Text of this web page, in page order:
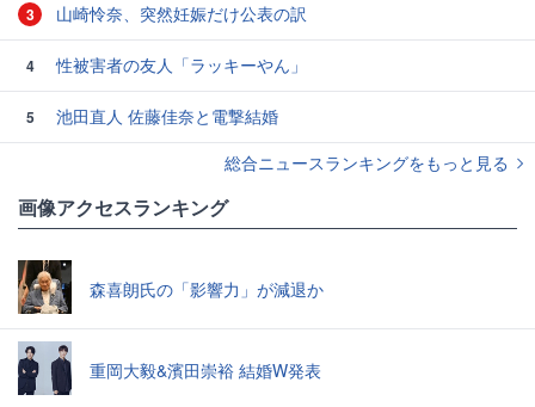
3 山崎怜奈、突然妊娠だけ公表の訳
4 性被害者の友人「ラッキーやん」
5
池田直人 佐藤佳奈と電撃結婚
総合ニュースランキングをもっと見る
画像アクセスランキング
森喜朗氏の「影響力」が減退か
重岡大毅&濱田崇裕 結婚W発表